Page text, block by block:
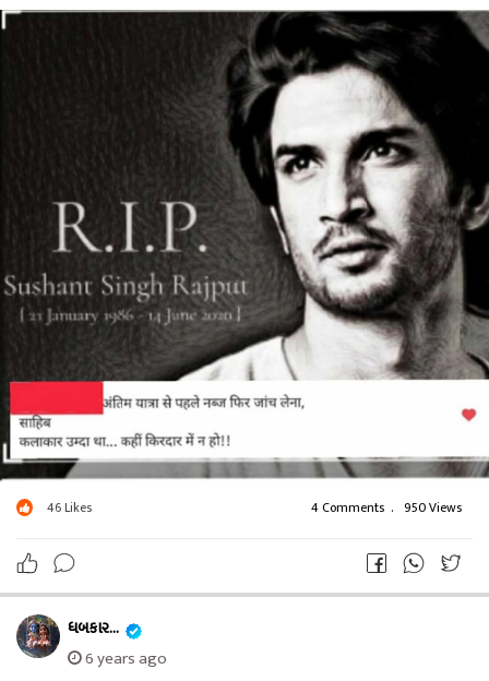
46Likes 4 Comments . 950 Views
ધબકાર...
6 years ago